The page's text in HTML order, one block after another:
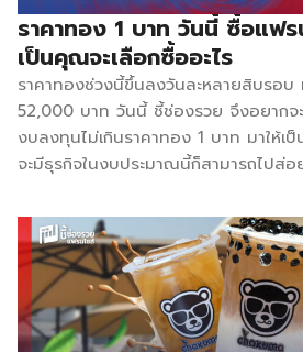
บราวน์ชูการ์ อีกทั้งยังมีท็อปปิ้งที่มีให้เลื
[…]
ราคาทอง 1 บาท วันนี้ ซื้อแฟร
เป็นคุณจะเลือกซื้ออะไร
ราคาทองช่วงนี้ขึ้นลงวันละหลายสิบรอ
52,000 บาท วันนี้ ชี้ช่องรวย จึงอยากจ
งบลงทุนไม่เกินราคาทอง 1 บาท มาให้เ
จะมีธุรกิจในงบประมาณนี้ก็สามารถไปส่
รนไชส์ เป็นคุณจะเลือกอะไร ปังก้อนท
เตาถ่านไส้ทะลักที่ทั้งกลิ่นหอมและรสชา
ขยายสาขาไปแล้วกว่า 200 สาขา ความ
นอกจากเป็นแบรนด์ขนมปังแบรนด์แร
ปิ้งเตาถ่านที่รักษาความโบราณ กรอบน